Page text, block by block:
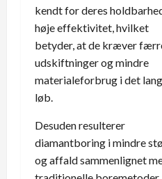
kendt for deres
høje effektivitet, hvilket
betyder, at de kræver
udskiftninger og mindre
materialeforbrug i det
løb.
Desuden resulterer
diamantboring i mindre
og affald sammenlignet